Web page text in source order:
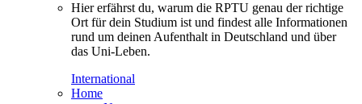
Hier erfährst du, warum die RPTU genau der richtige
Ort für dein Studium ist und findest alle Informationen
rund um deinen Aufenthalt in Deutschland und über
das Uni-Leben.
International
Home